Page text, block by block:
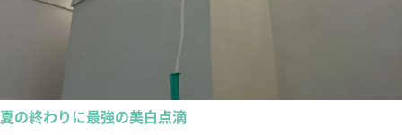
夏の終わりに最強の美白点滴